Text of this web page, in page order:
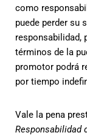
como
puede perder su
responsabilidad,
términos de la
promotor podrá
por tiempo
Vale la pena
Responsabilidad